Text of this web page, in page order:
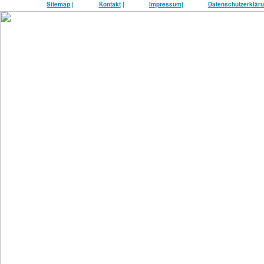
Sitemap | Kontakt| Impressum|